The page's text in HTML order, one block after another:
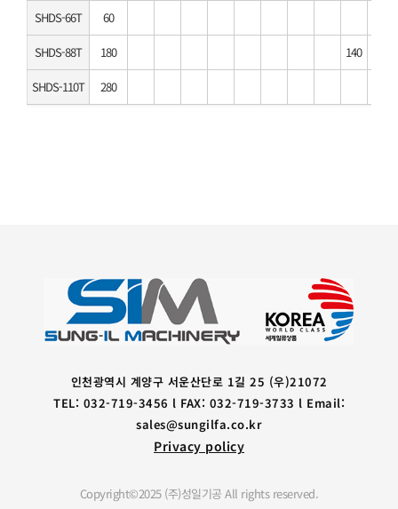
SHDS-66T 60
SHDS-88T 180 140
SHDS-110T 280
인천광역시 계양구 서운산단로 1길 25 (우)21072
TEL: 032-719-3456 l FAX: 032-719-3733 l Email:
sales@sungilfa.co.kr
Privacy policy
Copyright©2025 (주)성일기공 All rights reserved.